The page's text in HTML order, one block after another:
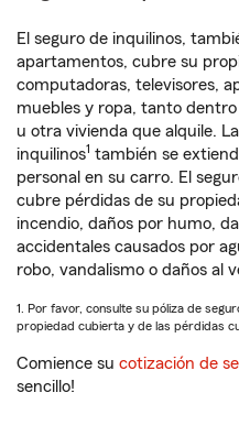
El seguro de inquilinos,
apartamentos, cubre su
computadoras, televisores,
muebles y ropa, tanto
u otra vivienda que alquile.
inquilinos1 también se
personal en su carro. El
cubre pérdidas de su
incendio, daños por humo,
accidentales causados por
robo, vandalismo o daños al
1. Por favor, consulte su póliza de
propiedad cubierta y de las pérdidas
Comience su cotización de
sencillo!